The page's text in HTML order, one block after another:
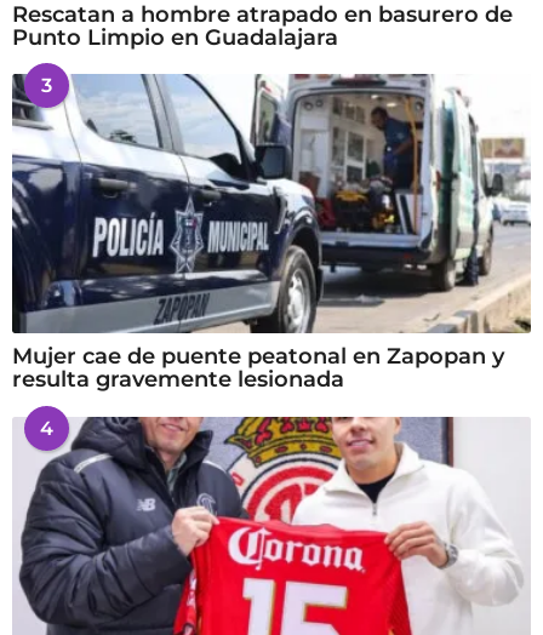
Rescatan a hombre atrapado en basurero de
Punto Limpio en Guadalajara
3
Mujer cae de puente peatonal en Zapopan y
resulta gravemente lesionada
4